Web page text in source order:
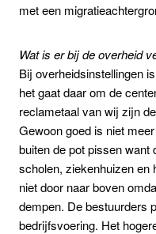
met een
Wat is er bij de overheid
Bij overheidsinstellingen
het gaat daar om de
reclametaal van wij zijn
Gewoon goed is niet
buiten de pot pissen
scholen, ziekenhuizen en
niet door naar boven
dempen. De bestuurders
bedrijfsvoering. Het